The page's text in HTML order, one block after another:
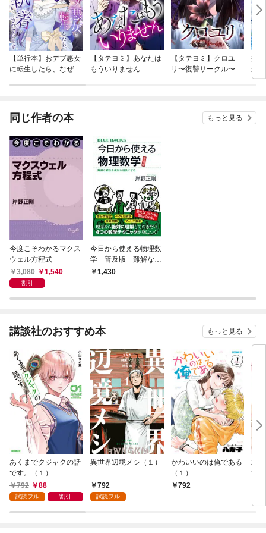
【単行本】おデブ悪女
に転生したら、なぜか
【タテヨミ】あなたは
もういりません
【タテヨミ】クロユ
リ〜復讐サークル〜
病
が
ぎ
同じ作者の本 もっと見る
今度こそわかるマクス
ウェル方程式
3,080
1,540
割引
今日から使える物理数
学 普及版 難解な概
念を便利な道具にする
1,430
講談社のおすすめ本 もっと見る
あくまでクジャクの話
です。（１）
792
88
試読フル 割引
異世界辺境メシ（１）
792
試読フル
かわいいのは俺である
（１）
792
君
て